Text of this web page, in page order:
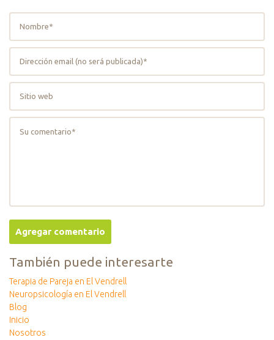
También puede interesarte
Terapia de Pareja en El Vendrell
Neuropsicología en El Vendrell
Blog
Inicio
Nosotros